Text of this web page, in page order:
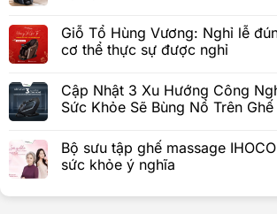
Giỗ Tổ Hùng Vương: Nghỉ lễ
cơ thể thực sự được nghỉ
Cập Nhật 3 Xu Hướng Công
Sức Khỏe Sẽ Bùng Nổ Trên
Bộ sưu tập ghế massage
sức khỏe ý nghĩa